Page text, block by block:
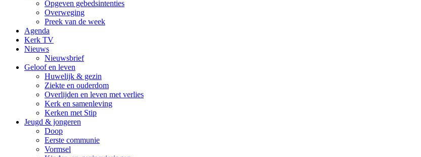
Opgeven gebedsintenties
Overweging
Preek van de week
Agenda
Kerk TV
Nieuws
Nieuwsbrief
Geloof en leven
Huwelijk & gezin
Ziekte en ouderdom
Overlijden en leven met verlies
Kerk en samenleving
Kerken met Stip
Jeugd & jongeren
Doop
Eerste communie
Vormsel